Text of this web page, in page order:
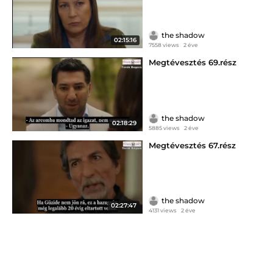
02:15:16
the shadow
7558 views 2 éve
02:18:29
Megtévesztés 69.rész
the shadow
5885 views 2 éve
02:27:47
Megtévesztés 67.rész
the shadow
4131 views 2 éve